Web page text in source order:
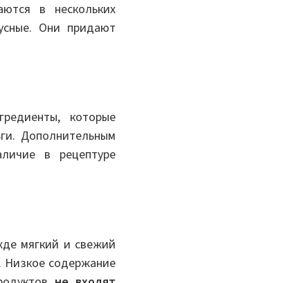
в нескольких
Они придают
которые
Дополнительным
в рецептуре
мягкий и свежий
Низкое содержание